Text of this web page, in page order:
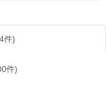
件)
件)